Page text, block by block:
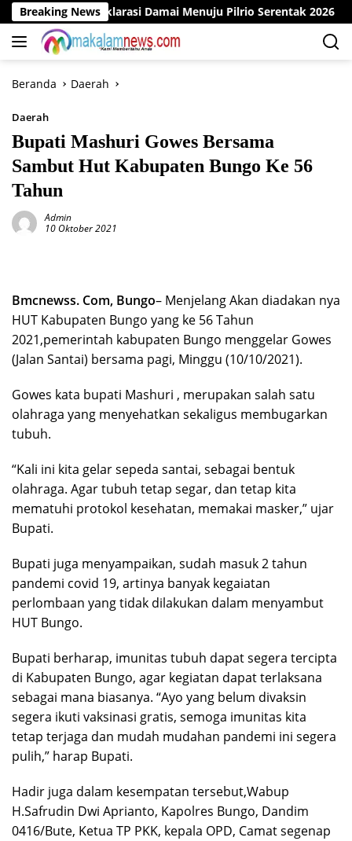
Langsung
ke
konten
Breaking News
Gelar Deklarasi Damai Menuju Pilrio Serentak 2026
Beranda Daerah
Daerah
Bupati Mashuri Gowes Bersama
Sambut Hut Kabupaten Bungo Ke 56
Tahun
Admin
10 Oktober 2021
Bmcnewss. Com, Bungo– Menjelang Akan diadakan nya
HUT Kabupaten Bungo yang ke 56 Tahun
2021,pemerintah kabupaten Bungo menggelar Gowes
(Jalan Santai) bersama pagi, Minggu (10/10/2021).
Gowes kata bupati Mashuri , merupakan salah satu
olahraga yang menyehatkan sekaligus membugarkan
tubuh.
“Kali ini kita gelar sepeda santai, sebagai bentuk
olahraga. Agar tubuh tetap segar, dan tetap kita
mematuhi protokol kesehatan, memakai masker,” ujar
Bupati.
Bupati juga menyampaikan, sudah masuk 2 tahun
pandemi covid 19, artinya banyak kegaiatan
perlombaan yang tidak dilakukan dalam menyambut
HUT Bungo.
Bupati berharap, imunitas tubuh dapat segera tercipta
di Kabupaten Bungo, agar kegiatan dapat terlaksana
sebagai mana biasanya. “Ayo yang belum divaksin
segera ikuti vaksinasi gratis, semoga imunitas kita
tetap terjaga dan mudah mudahan pandemi ini segera
pulih,” harap Bupati.
Hadir juga dalam kesempatan tersebut,Wabup
H.Safrudin Dwi Aprianto, Kapolres Bungo, Dandim
0416/Bute, Ketua TP PKK, kepala OPD, Camat segenap